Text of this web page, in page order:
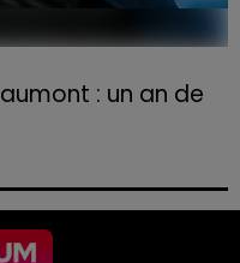
: un an de
véhicule.